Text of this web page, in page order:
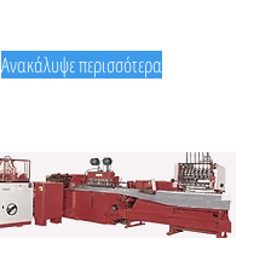
Ανακάλυψε περισσότερα